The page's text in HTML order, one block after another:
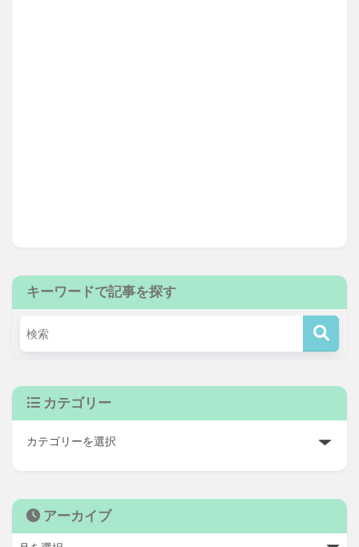
キーワードで記事を探す
カテゴリー
アーカイブ